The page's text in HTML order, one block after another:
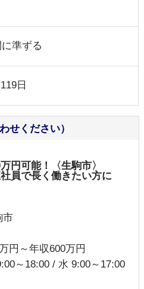
準ずる
日
せください）
円可能！〈生駒市〉
員で長く働きたい方に
市
円～年収600万円
～18:00 / 水 9:00～17:00